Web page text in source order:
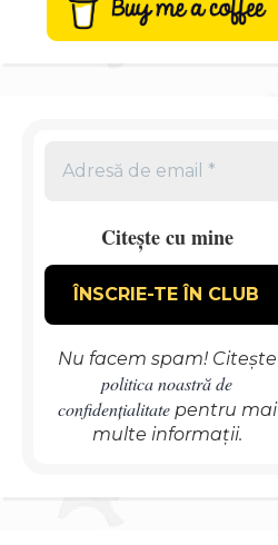
Citește cu mine
Nu facem spam! Citește
politica noastră de
confidențialitatepentru mai
multe informații.